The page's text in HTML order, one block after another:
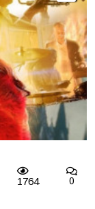
1764 0